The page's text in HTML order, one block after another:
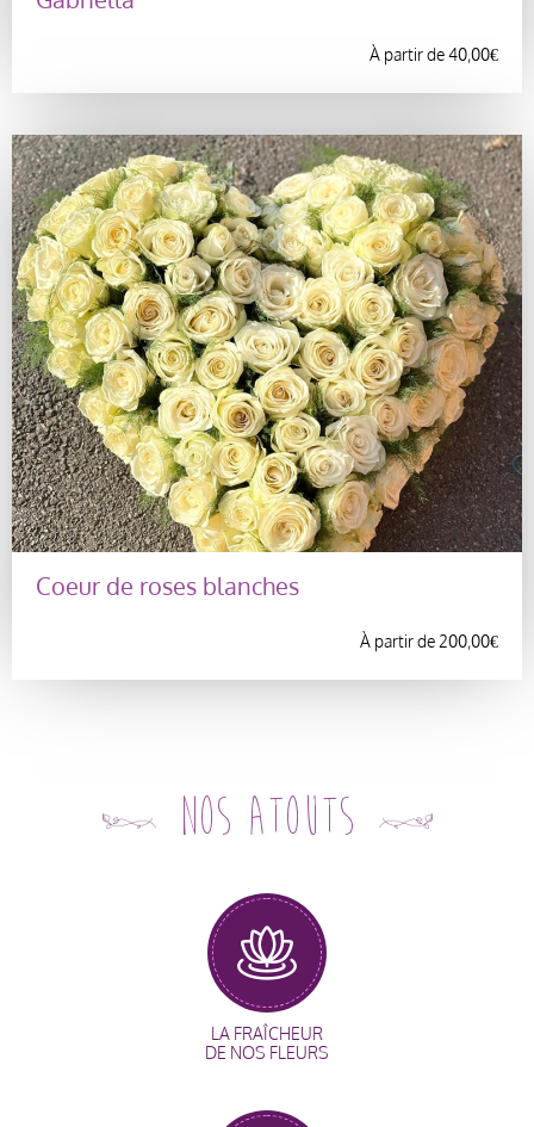
À partir de40,00€
Coeur de roses blanches
À partir de 200,00€
Nos atouts
LA FRAÎCHEUR
DE NOS FLEURS